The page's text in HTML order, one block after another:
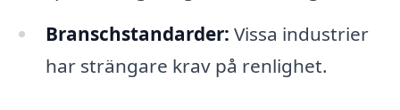
Branschstandarder: Vissa industrier
har strängare krav på renlighet.